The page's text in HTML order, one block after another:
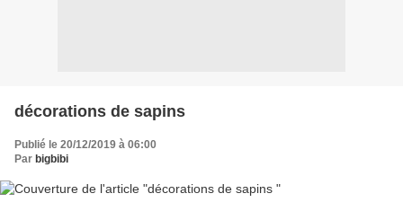
décorations de sapins
Publié le 20/12/2019 à 06:00
Par bigbibi